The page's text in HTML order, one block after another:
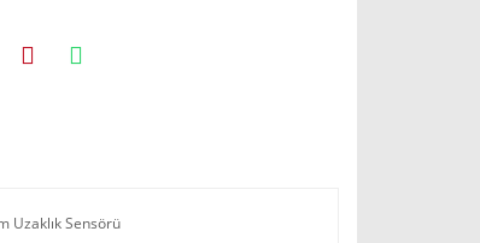
Uzaklık Sensörü